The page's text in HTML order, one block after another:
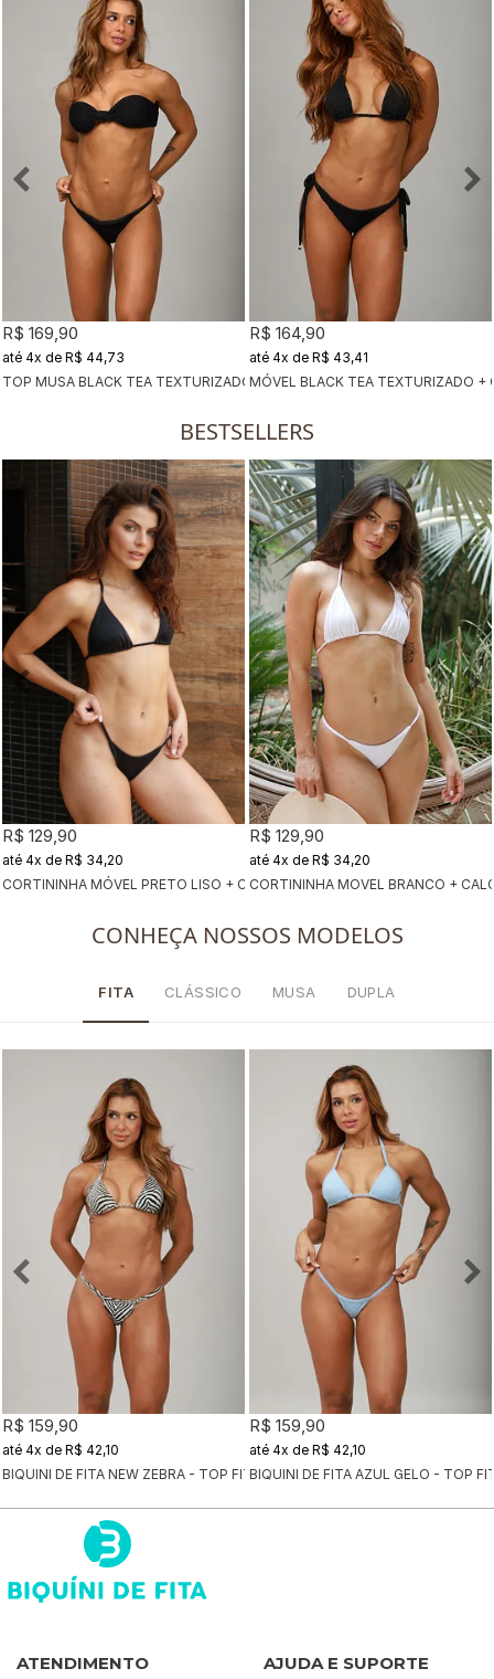
TOP MUSA BLACK TEA TEXTURIZADO + CALCINHA DUPLA BLACK TEA
R$ 169,90
4x de R$ 44,73
MÓVEL BLACK TEA TEXTURIZADO +
R$ 164,90
4x de R$ 43,41
BESTSELLERS
CORTININHA MÓVEL PRETO LISO + CALCINHA DUPLA PRETO LISO
R$ 129,90
4x de R$ 34,20
CORTININHA MOVEL BRANCO +
R$ 129,90
4x de R$ 34,20
CONHEÇA NOSSOS MODELOS
FITA CLÁSSICO MUSA DUPLA
BIQUINI DE FITA NEW ZEBRA - TOP FITA + CALCINHA FITA
R$ 159,90
4x de R$ 42,10
BIQUINI DE FITA AZUL GELO - TOP
R$ 159,90
4x de R$ 42,10
ATENDIMENTO AJUDA E SUPORTE